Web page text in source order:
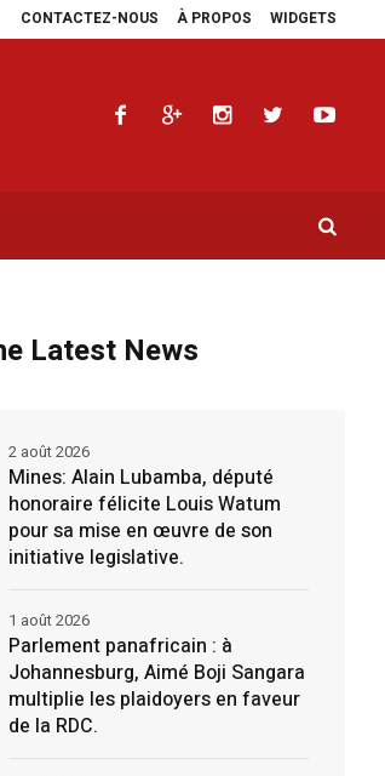
CONTACTEZ-NOUS À PROPOS WIDGETS
en faveur de la RDC. Parlement panafricain : à
Latest News
Mines: Alain Lubamba, député
honoraire félicite Louis Watum
pour sa mise en œuvre de son
initiative legislative.
2 août 2026
Parlement panafricain : à
Johannesburg, Aimé Boji Sangara
multiplie les plaidoyers en faveur
de la RDC.
1 août 2026